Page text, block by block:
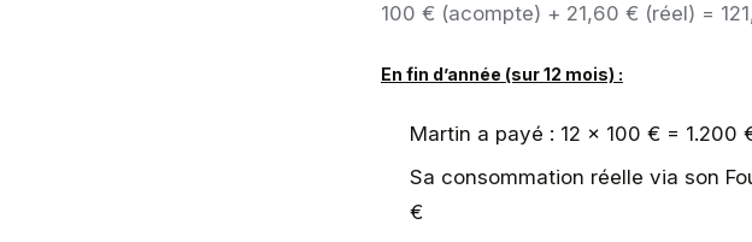
100 € (acompte) + 21,60 € (réel) =
En fin d’année (sur 12 mois) :
Martin a payé : 12 × 100 € = 1.200
Sa consommation réelle via son
€